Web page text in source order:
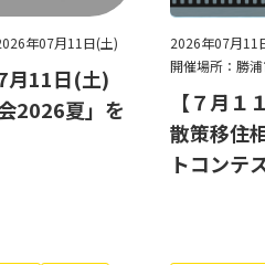
年07月11日(土)
月11日(土)
2026夏」を
2026年07月11
開催場所：勝
【７月１
散策移住
トコンテ